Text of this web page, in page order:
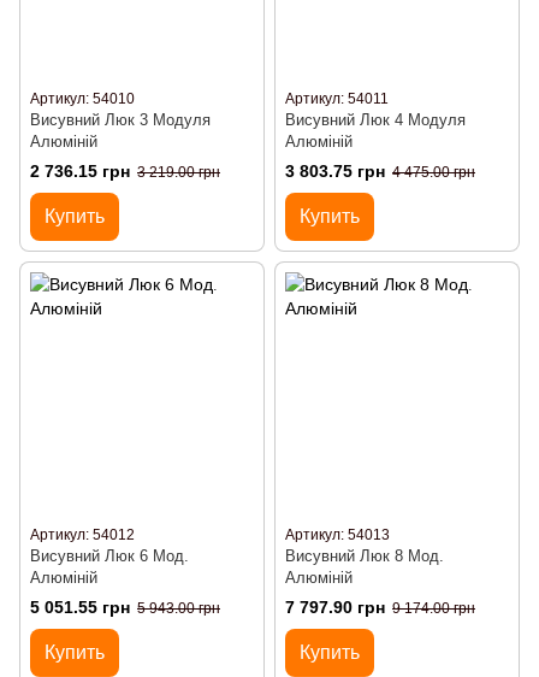
Артикул: 54010
Висувний Люк 3 Модуля
Алюміній
2 736.15 грн 3 219.00 грн
Купить
Артикул: 54011
Висувний Люк 4 Модуля
Алюміній
3 803.75 грн 4 475.00 грн
Купить
Артикул: 54012
Висувний Люк 6 Мод.
Алюміній
5 051.55 грн 5 943.00 грн
Купить
Артикул: 54013
Висувний Люк 8 Мод.
Алюміній
7 797.90 грн 9 174.00 грн
Купить